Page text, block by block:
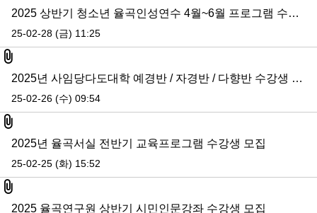
2025 상반기 청소년 율곡인성연수 4월~6월 프로그램 수강생 모집 (5월 접수 마감)
25-02-28 (금) 11:25
첨부파일
2025년 사임당다도대학 예경반 / 자경반 / 다향반 수강생 모집
25-02-26 (수) 09:54
첨부파일
2025년 율곡서실 전반기 교육프로그램 수강생 모집
25-02-25 (화) 15:52
첨부파일
2025 율곡연구원 상반기 시민인문강좌 수강생 모집